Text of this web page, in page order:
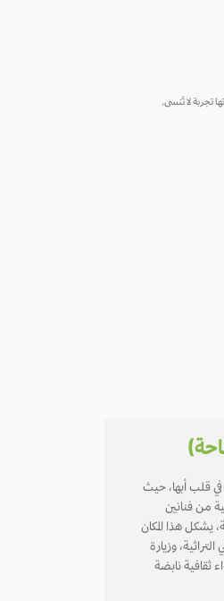
تجربة لا تُنسى.
في قلب أبها، حيث
من فنانين
يشكل هذا المكان
التراثية، وزيارة
ثقافية نابضة